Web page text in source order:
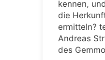
kennen,
die
ermitteln?
Andreas
des